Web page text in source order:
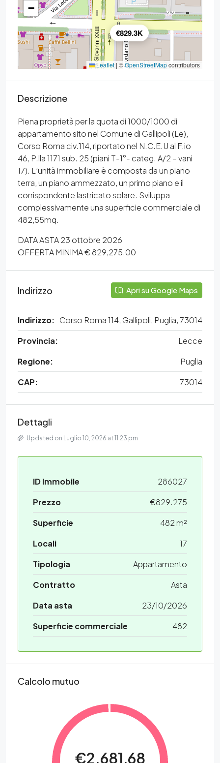
€829.3K
−
Leaflet | ©OpenStreetMapcontributors
Descrizione
Piena proprietà per la quota di 1000/1000 di
appartamento sito nel Comune di Gallipoli (Le),
Corso Roma civ.114, riportato nel N.C.E.U al F.io
46, P.lla 1171 sub. 25 (piani T-1°- categ. A/2 – vani
17). L’unità immobiliare è composta da un piano
terra, un piano ammezzato, un primo piano e il
corrispondente lastricato solare. Sviluppa
complessivamente una superficie commerciale di
482,55mq.
DATA ASTA 23 ottobre 2026
OFFERTA MINIMA € 829,275.00
Indirizzo Apri su Google Maps
Indirizzo: Corso Roma 114, Gallipoli, Puglia, 73014
Provincia:
Lecce
Regione:
Puglia
CAP:
73014
Dettagli
Updated on Luglio 10, 2026 at 11:23 pm
ID Immobile
286027
Prezzo
€829.275
Superficie
482 m²
Locali
17
Tipologia
Appartamento
Contratto
Asta
Data asta
23/10/2026
Superficie commerciale
482
Calcolo mutuo
€2.681,68